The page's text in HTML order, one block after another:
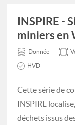
INSPIRE -
miniers en
Donnée
HVD
Cette série de
INSPIRE
déchets issus